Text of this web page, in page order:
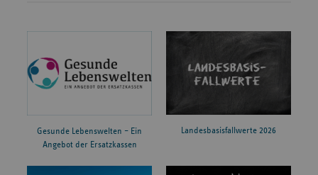
Gesunde Lebenswelten – Ein
Angebot der Ersatzkassen
Landesbasisfallwerte 2026